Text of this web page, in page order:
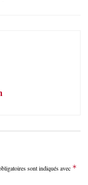
sont indiqués avec *